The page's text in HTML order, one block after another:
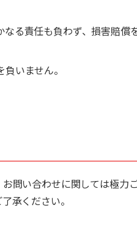
る責任も負わず、損害賠償
いません。
問い合わせに関しては極力
承ください。